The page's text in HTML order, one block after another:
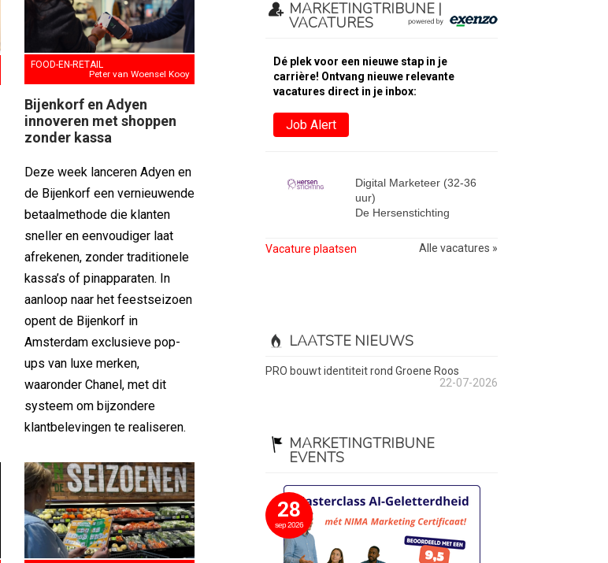
FOOD-EN-RETAIL
Peter van Woensel Kooy
Bijenkorf en Adyen
innoveren met shoppen
zonder kassa
Deze week lanceren Adyen en
de Bijenkorf een vernieuwende
betaalmethode die klanten
sneller en eenvoudiger laat
afrekenen, zonder traditionele
kassa’s of pinapparaten. In
aanloop naar het feestseizoen
opent de Bijenkorf in
Amsterdam exclusieve pop-
ups van luxe merken,
waaronder Chanel, met dit
systeem om bijzondere
klantbelevingen te realiseren.
MARKETINGTRIBUNE |
VACATURES
Dé plek voor een nieuwe stap in je
carrière! Ontvang nieuwe relevante
vacatures direct in je inbox:
Job Alert
Digital Marketeer (32-36
uur)
De Hersenstichting
Vacature plaatsen Alle vacatures »
LAATSTE NIEUWS
PRO bouwt identiteit rond Groene Roos
22-07-2026
MARKETINGTRIBUNE
EVENTS
28
sep 2026